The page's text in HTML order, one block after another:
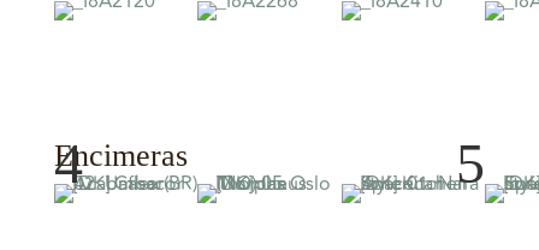
Encimeras
4 5